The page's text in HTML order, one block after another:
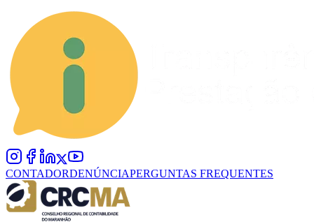
CONTADORDENÚNCIAPERGUNTAS FREQUENTES